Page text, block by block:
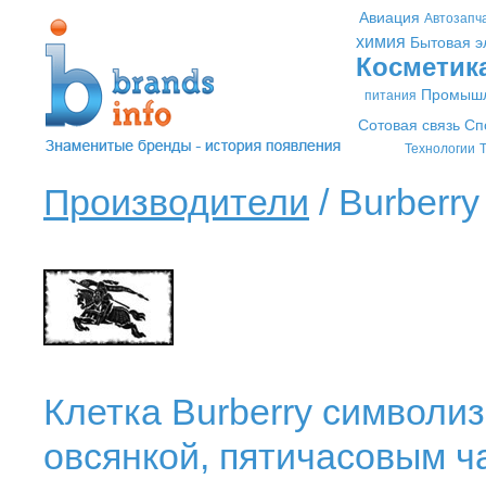
Авиация
химия Бытовая
питания
Сотовая связь
Технологии
Производители /
Клетка Burberry
овсянкой, пятичасовым